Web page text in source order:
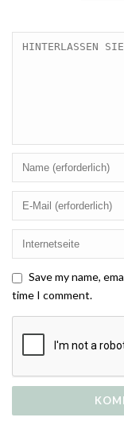
Save my name,
time I comment.